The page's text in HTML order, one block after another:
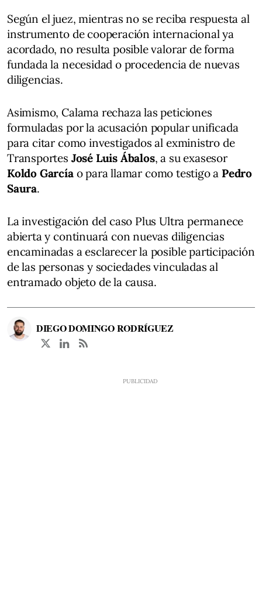
Según el juez, mientras no se reciba respuesta al
instrumento de cooperación internacional ya
acordado, no resulta posible valorar de forma
fundada la necesidad o procedencia de nuevas
diligencias.
Asimismo, Calama rechaza las peticiones
formuladas por la acusación popular unificada
para citar como investigados al exministro de
Transportes José Luis Ábalos, a su exasesor
Koldo Garcíao para llamar como testigo a Pedro
Saura.
La investigación del caso Plus Ultra permanece
abierta y continuará con nuevas diligencias
encaminadas a esclarecer la posible participación
de las personas y sociedades vinculadas al
entramado objeto de la causa.
DIEGO DOMINGO RODRÍGUEZ